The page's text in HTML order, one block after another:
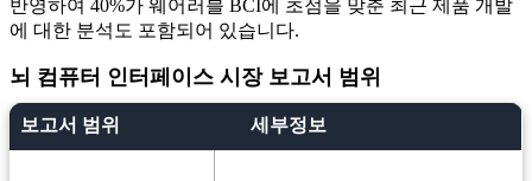
반영하여 40%가 웨어러블 BCI에 초점을 맞춘 최근 제품 개발
에 대한 분석도 포함되어 있습니다.
뇌 컴퓨터 인터페이스 시장 보고서 범위
보고서 범위 세부정보